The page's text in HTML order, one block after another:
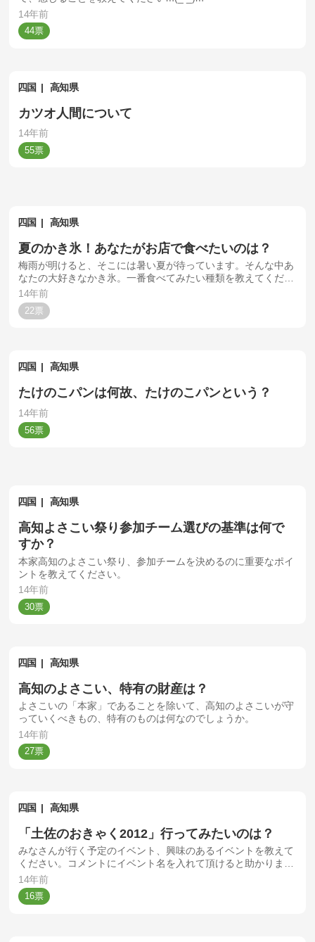
14年前
44
四国 高知県
カツオ人間について
14年前
55
四国 高知県
夏のかき氷！あなたがお店で食べたいのは？
梅雨が明けると、そこには暑い夏が待っています。そんな中あ
なたの大好きなかき氷。一番食べてみたい種類を教えてくださ
い。
14年前
22
四国 高知県
たけのこパンは何故、たけのこパンという？
14年前
56
四国 高知県
高知よさこい祭り参加チーム選びの基準は何で
すか？
本家高知のよさこい祭り、参加チームを決めるのに重要なポイ
ントを教えてください。
14年前
30
四国 高知県
高知のよさこい、特有の財産は？
よさこいの「本家」であることを除いて、高知のよさこいが守
っていくべきもの、特有のものは何なのでしょうか。
14年前
27
四国 高知県
「土佐のおきゃく2012」行ってみたいのは？
みなさんが行く予定のイベント、興味のあるイベントを教えて
ください。コメントにイベント名を入れて頂けると助かりま
す。
14年前
16